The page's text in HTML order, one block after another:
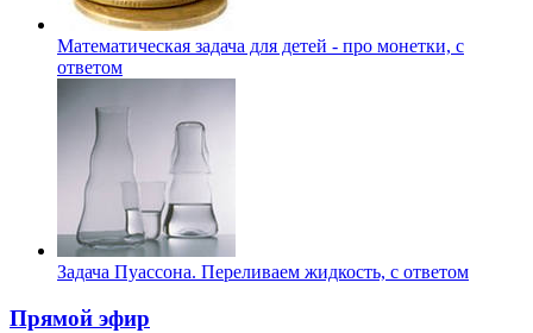
Математическая задача для детей - про монетки, с
ответом
Задача Пуассона. Переливаем жидкость, с ответом
Прямой эфир